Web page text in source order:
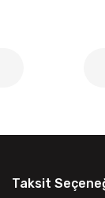
Taksit